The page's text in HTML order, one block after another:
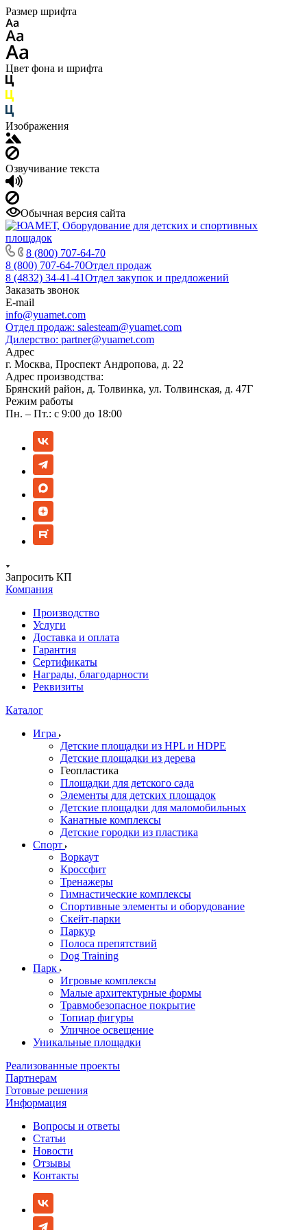
Размер шрифта
Цвет фона и шрифта
Изображения
Озвучивание текста
Обычная версия сайта
8 (800) 707-64-70
8 (800) 707-64-70Отдел продаж
8 (4832) 34-41-41Отдел закупок и предложений
Заказать звонок
E-mail
info@yuamet.com
Отдел продаж: salesteam@yuamet.com
Дилерство: partner@yuamet.com
Адрес
г. Москва, Проспект Андропова, д. 22
Адрес производства:
Брянский район, д. Толвинка, ул. Толвинская, д. 47Г
Режим работы
Пн. – Пт.: с 9:00 до 18:00
Запросить КП
Компания
Производство
Услуги
Доставка и оплата
Гарантия
Сертификаты
Награды, благодарности
Реквизиты
Каталог
Игра
Детские площадки из HPL и HDPE
Детские площадки из дерева
Геопластика
Площадки для детского сада
Элементы для детских площадок
Детские площадки для маломобильных
Канатные комплексы
Детские городки из пластика
Спорт
Воркаут
Кроссфит
Тренажеры
Гимнастические комплексы
Спортивные элементы и оборудование
Скейт-парки
Паркур
Полоса препятствий
Dog Training
Парк
Игровые комплексы
Малые архитектурные формы
Травмобезопасное покрытие
Топиар фигуры
Уличное освещение
Уникальные площадки
Реализованные проекты
Партнерам
Готовые решения
Информация
Вопросы и ответы
Статьи
Новости
Отзывы
Контакты